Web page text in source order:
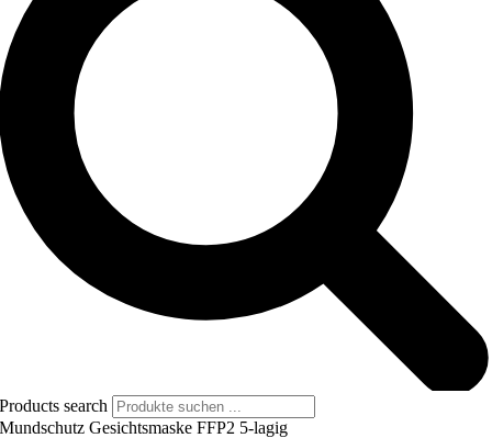
Products search
Mundschutz Gesichtsmaske FFP2 5-lagig